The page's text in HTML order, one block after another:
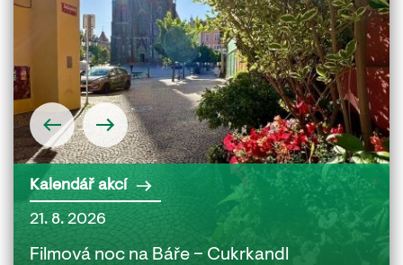
Kalendář akcí
21. 8. 2026
Filmová noc na Báře – Cukrkandl
22.